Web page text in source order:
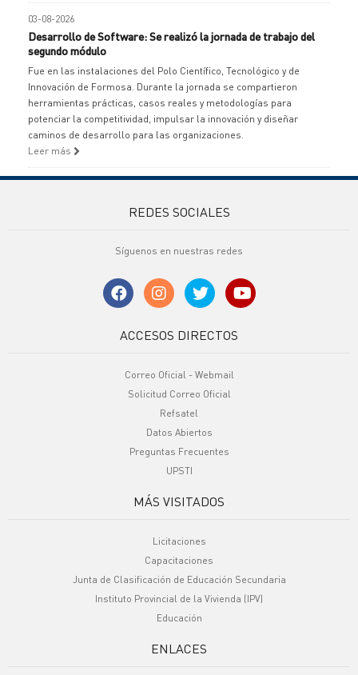
03-08-2026
Desarrollo de Software: Se realizó la jornada de trabajo del
segundo módulo
Fue en las instalaciones del Polo Científico, Tecnológico y de
Innovación de Formosa. Durante la jornada se compartieron
herramientas prácticas, casos reales y metodologías para
potenciar la competitividad, impulsar la innovación y diseñar
caminos de desarrollo para las organizaciones.
Leer más
REDES SOCIALES
Síguenos en nuestras redes
ACCESOS DIRECTOS
Correo Oficial - Webmail
Solicitud Correo Oficial
Refsatel
Datos Abiertos
Preguntas Frecuentes
UPSTI
MÁS VISITADOS
Licitaciones
Capacitaciones
Junta de Clasificación de Educación Secundaria
Instituto Provincial de la Vivienda (IPV)
Educación
ENLACES